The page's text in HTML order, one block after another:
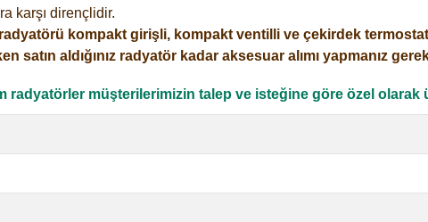
karşı dirençlidir.
kompakt girişli, kompakt ventilli ve çekirdek
satın aldığınız radyatör kadar aksesuar alımı yapmanız
radyatörler müşterilerimizin talep ve isteğine göre özel olarak